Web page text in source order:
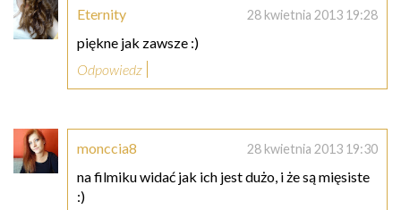
Eternity 28 kwietnia 2013 19:28
piękne jak zawsze :)
Odpowiedz
monccia8 28 kwietnia 2013 19:30
na filmiku widać jak ich jest dużo, i że są mięsiste
:)